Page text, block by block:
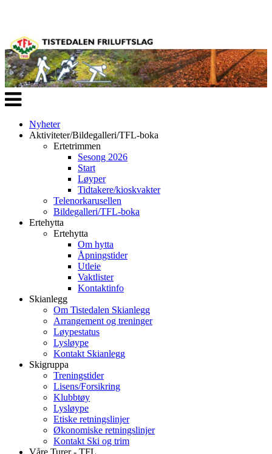
Veksle
navigasjon
Nyheter
Aktiviteter/Bildegalleri/TFL-boka
Ertetrimmen
Sesong 2026
Start
Løyper
Tidtakere/kioskvakter
Telenorkarusellen
Bildegalleri/TFL-boka
Ertehytta
Ertehytta
Om hytta
Åpningstider
Utleie
Vaktlister
Kontaktinfo
Skianlegg
Om Tistedalen Skianlegg
Arrangement og treninger
Løypestatus
Lysløype
Kontakt Skianlegg
Skigruppa
Treningstider
Lisens/Forsikring
Klubbtøy
Lysløype
Etiske retningslinjer
Økonomiske retningslinjer
Kontakt Ski og trim